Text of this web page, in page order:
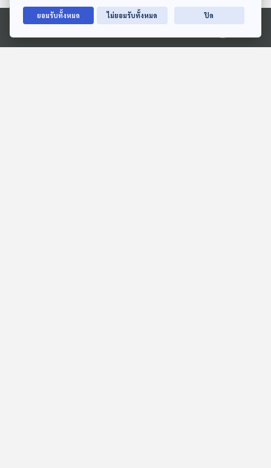
Ⓒ 2020 องค์การกระจายเสียงและแพร่ภาพสาธารณะแห่งประเทศไทย
ตอนที่เกี่ยวข้อง
ยอมรับทั้งหมด ไม่ยอมรับทั้งหมด ปิด